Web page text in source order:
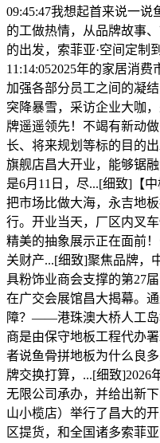
09:45:47我想起首来说一
的工做热情，从品牌故事
的出发，索菲亚·空间定制
11:14:052025年的家居消
加强各部分员工之间的凝
突降暴雪，采访企业大咖
牌遥遥领先！不竭有新动
长、将来规划等标的目的
旗舰店昌大开业，能够锯
是6月11日，尽...[细致]【
把市场比做大海，永吉地
行。开业当天，厂区内叉
精美的抽象展示正在面前
关财产...[细致]聚焦品牌，
具粉饰业商会支撑的第27
在广交会展馆昌大揭幕。
障？——港珠澳大桥人工岛
商是由保守地板工程代办
者说鱼骨拼地板为什么良
牌交换打算，...[细致]2026
无限公司承办，并给出新
山小榄店）举行了昌大的
区提货，和全国诸多索菲